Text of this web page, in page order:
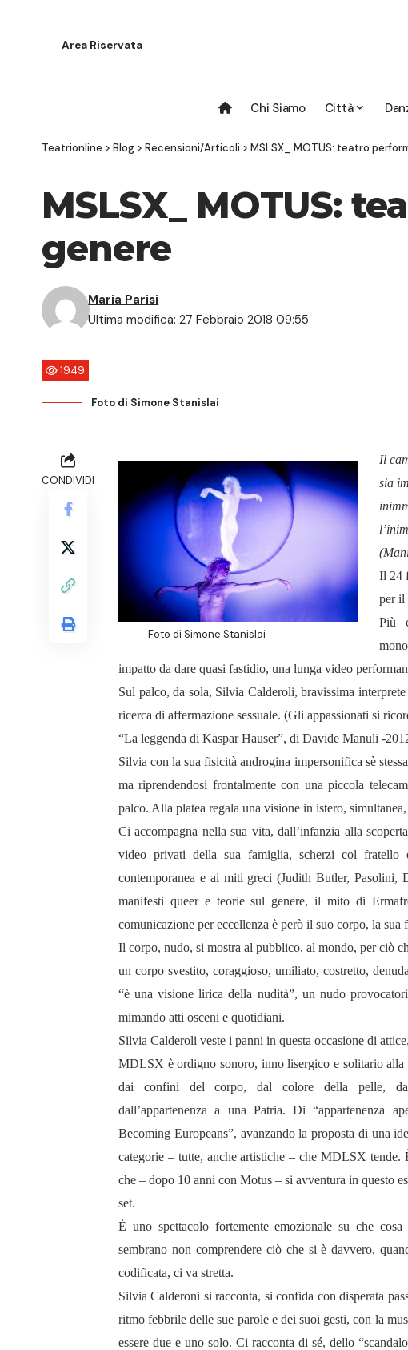
Area Riservata
Chi Siamo Città
Teatrionline > Blog > Recensioni/Articoli > MSLSX_ MOTUS: teatro
MSLSX_ MOTUS:
genere
Ultima modifica: 27 Febbraio 2018 09:55
Maria Parisi
1949
Foto di Simone Stanislai
CONDIVIDI
Foto di Simone Stanislai
Il
sia
Il 24
per il
Più
impatto da dare quasi fastidio, una lunga video
Sul palco, da sola, Silvia Calderoli, bravissima
ricerca di affermazione sessuale. (Gli appassionati si
“La leggenda di Kaspar Hauser”, di Davide Manuli -
Silvia con la sua fisicità androgina impersonifica sè
ma riprendendosi frontalmente con una piccola
palco. Alla platea regala una visione in istero,
Ci accompagna nella sua vita, dall’infanzia alla
video privati della sua famiglia, scherzi col
contemporanea e ai miti greci (Judith Butler,
manifesti queer e teorie sul genere, il mito di
comunicazione per eccellenza è però il suo corpo, la sua
Il corpo, nudo, si mostra al pubblico, al mondo, per ciò
un corpo svestito, coraggioso, umiliato, costretto,
“è una visione lirica della nudità”, un nudo
mimando atti osceni e quotidiani.
Silvia Calderoli veste i panni in questa occasione di
MDLSX è ordigno sonoro, inno lisergico e solitario alla
dai confini del corpo, dal colore della pelle,
dall’appartenenza a una Patria. Di “appartenenza
Becoming Europeans”, avanzando la proposta di una
categorie – tutte, anche artistiche – che MDLSX
che – dopo 10 anni con Motus – si avventura in questo
set.
È uno spettacolo fortemente emozionale su che
sembrano non comprendere ciò che si è davvero,
codificata, ci va stretta.
Silvia Calderoni si racconta, si confida con disperata
ritmo febbrile delle sue parole e dei suoi gesti, con la
essere due e uno solo. Ci racconta di sé, dello